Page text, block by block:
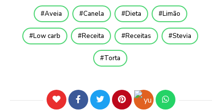
Aveia Canela Dieta Limão
Low carb Receita Receitas Stevia
Torta